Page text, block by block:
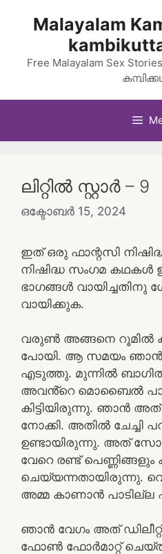
Malayalam
Free Malayalam Sex
ലിറ്റിൽ സ്റ്റാർ – 9
ഒക്ടോബർ 15, 2024
ഇത് ഒരു ഫാന്റസി
നിഷിദ്ധ സംഗമ
ഭാഗങ്ങൾ വായിച്ചതിനു
വായിക്കുക.
വരുൺ അങ്ങനെ റൂമിൽ
പോയി. ആ സമയം
എടുത്തു. മുന്നിൽ ബാഗിൽ
അവൻ്റെ മൊബൈൽ
കിട്ടിയിരുന്നു. ഞാൻ
നോക്കി. അതിൽ ചേച്ചി
ഉണ്ടായിരുന്നു. അത്
വേറെ രണ്ട്
ചെയ്യന്നതായിരുന്നു.
അമ്മ കാണാൻ
ഞാൻ വേഗം അത്
ഫോൺ ഫോർമാറ്റ്‌